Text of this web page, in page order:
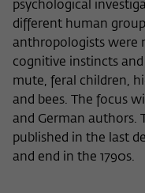
psychological
different human
anthropologists were
cognitive instincts
mute, feral children,
and bees. The focus
and German authors.
published in the last
and end in the 1790s.
Zweck
der/
auf
Name
Anbieter
Laufzeit
können